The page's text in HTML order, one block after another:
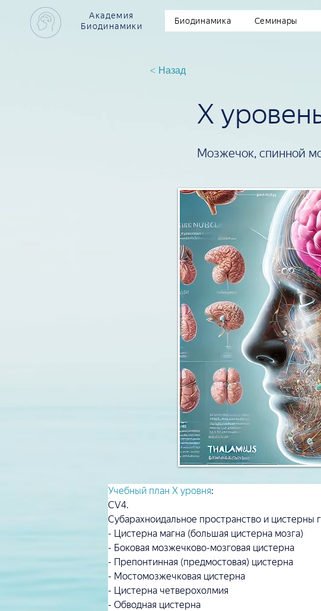
Академия
Биодинамики
Биодинамика Семинары
< Назад
X
Мозжечок, спинной
Учебный план X уровня:
CV4.
Субарахноидальное пространство и цистерны
- Цистерна магна (большая цистерна мозга)
- Боковая мозжечково-мозговая цистерна
- Препонтинная (предмостовая) цистерна
- Мостомозжечковая цистерна
- Цистерна четверохолмия
- Обводная цистерна